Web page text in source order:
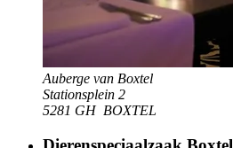
Auberge van Boxtel
Stationsplein 2
5281 GH BOXTEL